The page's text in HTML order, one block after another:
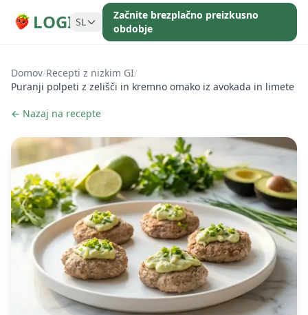
LOGI SL
Začnite brezplačno preizkusno
obdobje
Domov/Recepti z nizkim GI/
Puranji polpeti z zelišči in kremno omako iz avokada in limete
← Nazaj na recepte